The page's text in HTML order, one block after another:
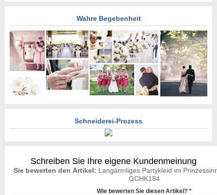
Wahre Begebenheit
Schneiderei-Prozess
Schreiben Sie Ihre eigene Kundenmeinung
Sie bewerten den Artikel: Langärmliges Partykleid im
GCHK184
Wie bewerten Sie diesen Artikel? *